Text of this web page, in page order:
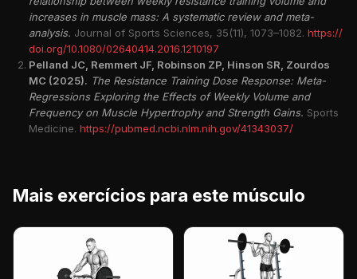
increases in muscle mass: A systematic review and meta-
analysis. Journal of Sports Sciences, 35(11), 1073–1082. https://
doi.org/10.1080/02640414.2016.1210197
Pelland JC, Remmert JF, Robinson ZP, Hinson SR, Zourdos
MC (2025). The Resistance Training Dose Response: Meta-
Regressions Exploring the Effects of Weekly Volume and
Frequency on Muscle Hypertrophy and Strength Gains. Sports
Medicine. https://pubmed.ncbi.nlm.nih.gov/41343037/
Mais exercícios para este músculo